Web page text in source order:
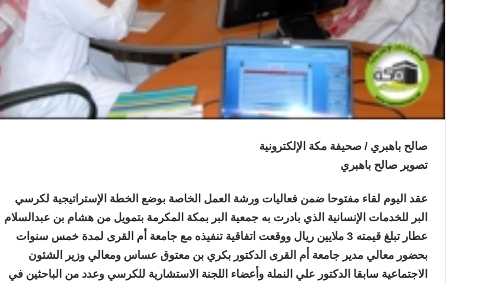
صالح باهبري / صحيفة مكة الإلكترونية
تصوير صالح باهبري
عقد اليوم لقاء مفتوحا ضمن فعاليات ورشة العمل الخاصة بوضع الخطة الإستراتيجية لكرسي
البر للخدمات الإنسانية الذي بادرت به جمعية البر بمكة المكرمة بتمويل من هشام بن عبدالسلام
عطار تبلغ قيمته 3 ملايين ريال ووقعت اتفاقية تنفيذه مع جامعة أم القرى لمدة خمس سنوات
بحضور معالي مدير جامعة أم القرى الدكتور بكري بن معتوق عساس ومعالي وزير الشئون
الاجتماعية سابقا الدكتور علي النملة وأعضاء اللجنة الاستشارية للكرسي وعدد من الباحثين في